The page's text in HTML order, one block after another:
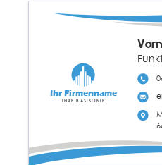
Ihr Firmenname
Ihre Basislinie